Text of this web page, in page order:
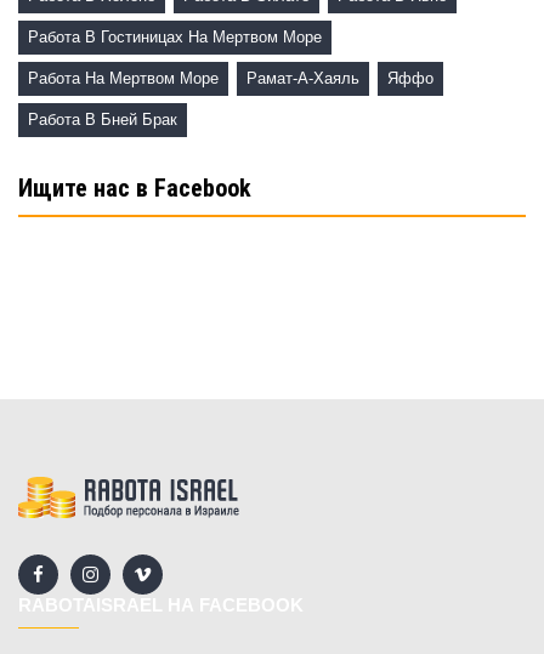
Работа В Гостиницах На Мертвом Море
Работа На Мертвом Море Рамат-А-Хаяль Яффо
Работа В Бней Брак
Ищите нас в Facebook